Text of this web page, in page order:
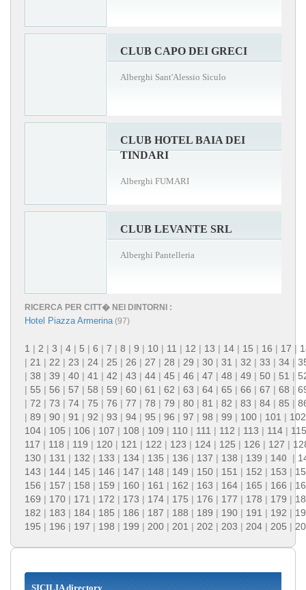
CLUB CAPO DEI GRECI
Alberghi Sant'Alessio Siculo
CLUB HOTEL BAIA DEI
TINDARI
Alberghi FUMARI
CLUB LEVANTE SRL
Alberghi Pantelleria
RICERCA PER CITT� NEI DINTORNI :
Hotel Piazza Armerina(97)
1 | 2 | 3 | 4 | 5 | 6 | 7 | 8 | 9 | 10 | 11 | 12 | 13 | 14 | 15 | 16 | 17 |
| 21 | 22 | 23 | 24 | 25 | 26 | 27 | 28 | 29 | 30 | 31 | 32 | 33 | 34 |
| 38 | 39 | 40 | 41 | 42 | 43 | 44 | 45 | 46 | 47 | 48 | 49 | 50 | 51 |
| 55 | 56 | 57 | 58 | 59 | 60 | 61 | 62 | 63 | 64 | 65 | 66 | 67 | 68 |
| 72 | 73 | 74 | 75 | 76 | 77 | 78 | 79 | 80 | 81 | 82 | 83 | 84 | 85 |
| 89 | 90 | 91 | 92 | 93 | 94 | 95 | 96 | 97 | 98 | 99 | 100 | 101 | 102
104 | 105 | 106 | 107 | 108 | 109 | 110 | 111 | 112 | 113 | 114 | 115
117 | 118 | 119 | 120 | 121 | 122 | 123 | 124 | 125 | 126 | 127 |
130 | 131 | 132 | 133 | 134 | 135 | 136 | 137 | 138 | 139 | 140 |
143 | 144 | 145 | 146 | 147 | 148 | 149 | 150 | 151 | 152 | 153 |
156 | 157 | 158 | 159 | 160 | 161 | 162 | 163 | 164 | 165 | 166 |
169 | 170 | 171 | 172 | 173 | 174 | 175 | 176 | 177 | 178 | 179 |
182 | 183 | 184 | 185 | 186 | 187 | 188 | 189 | 190 | 191 | 192 |
195 | 196 | 197 | 198 | 199 | 200 | 201 | 202 | 203 | 204 | 205 |
SICILIA directory